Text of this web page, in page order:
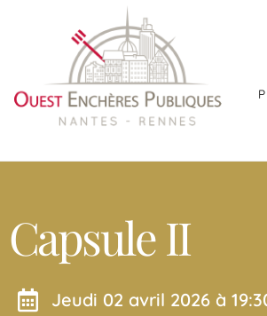
Capsule II
jeudi 02 avril 2026 à